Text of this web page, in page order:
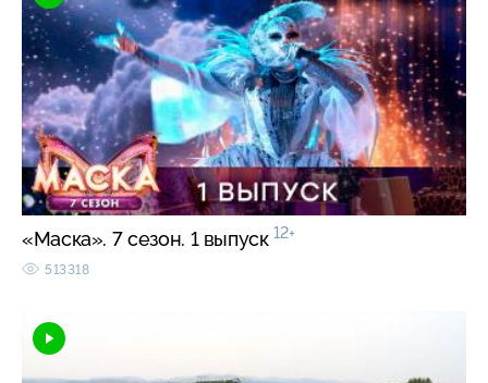
«Маска». 7 сезон. 1 выпуск 12+
513318